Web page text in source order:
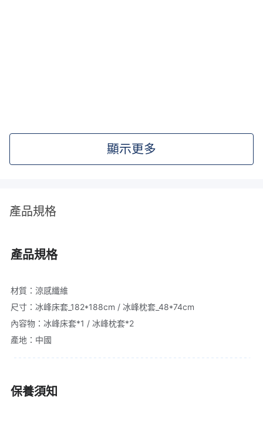
顯示更多
產品規格
產品規格
材質：涼感纖維
尺寸：冰峰床套_182*188cm / 冰峰枕套_48*74cm
內容物：冰峰床套*1 / 冰峰枕套*2
產地：中國
保養須知